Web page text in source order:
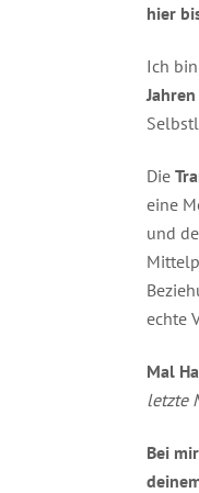
hier
Ich bin
Jahren
Die
eine
und
echte
Mal
letzte
Bei